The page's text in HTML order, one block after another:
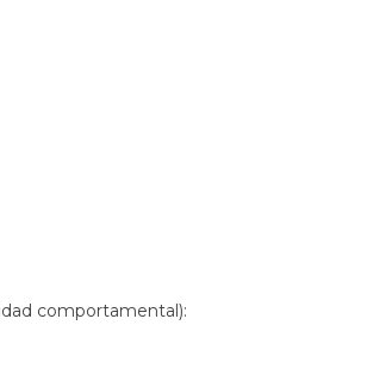
comportamental):